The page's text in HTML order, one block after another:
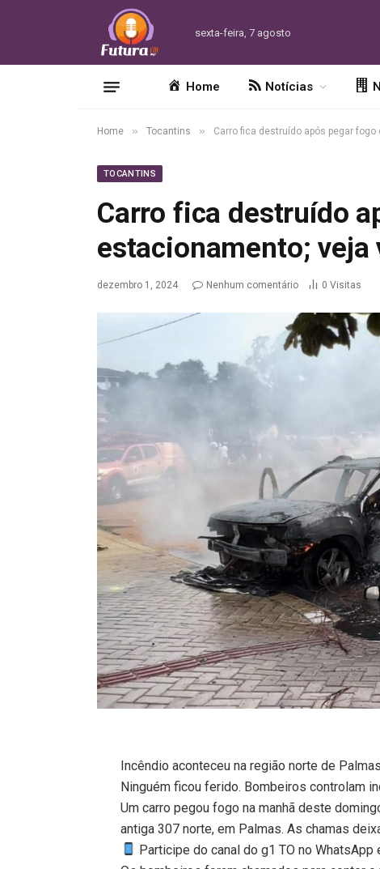
sexta-feira, 7 agosto
Home Notícias
Home » Tocantins » Carro fica destruído após pegar
TOCANTINS
Carro fica destruído
estacionamento; veja
dezembro 1, 2024 Nenhum comentário 0 Visitas
Incêndio aconteceu na região norte de
Ninguém ficou ferido. Bombeiros controlam
Um carro pegou fogo na manhã deste
antiga 307 norte, em Palmas. As chamas
Participe do canal do g1 TO no WhatsApp